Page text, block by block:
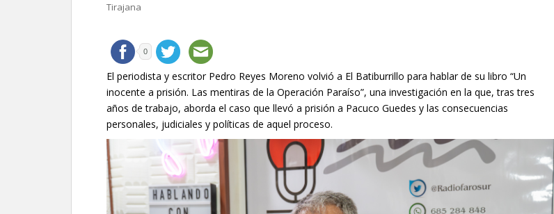
Tirajana
0
El periodista y escritor Pedro Reyes Moreno volvió a El Batiburrillo para hablar de su libro “Un
inocente a prisión. Las mentiras de la Operación Paraíso”, una investigación en la que, tras tres
años de trabajo, aborda el caso que llevó a prisión a Pacuco Guedes y las consecuencias
personales, judiciales y políticas de aquel proceso.